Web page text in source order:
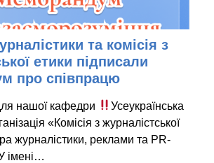
та комісія з
етики підписали
про співпрацю
нашої кафедри
Усеукраїнська
«Комісія з журналістської
журналістики, реклами та PR-
імені…